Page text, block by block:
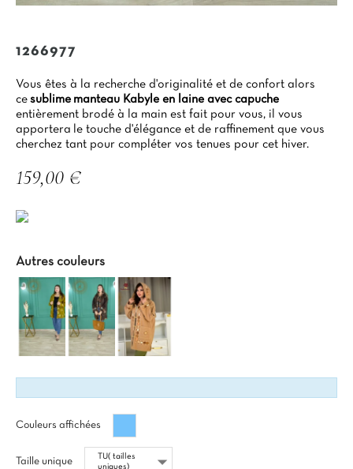
1266977
Vous êtes à la recherche d'originalité et de confort alors
ce sublime manteau Kabyle en laine avec capuche
entièrement brodé à la main est fait pour vous, il vous
apportera le touche d'élégance et de raffinement que vous
cherchez tant pour compléter vos tenues pour cet hiver.
159,00 €
Autres couleurs
Couleurs affichées
Taille unique